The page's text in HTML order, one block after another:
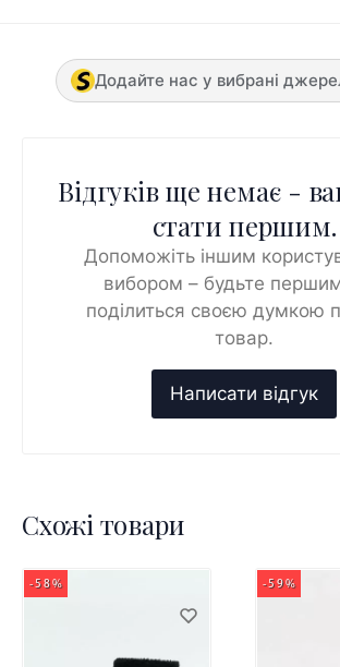
Додайте нас у вибрані
Відгуків ще немає -
стати першим.
Допоможіть іншим
вибором – будьте
поділиться своєю думкою
товар.
Схожі товари
-58% -59%